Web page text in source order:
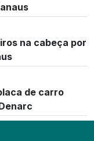
na cabeça por
de carro